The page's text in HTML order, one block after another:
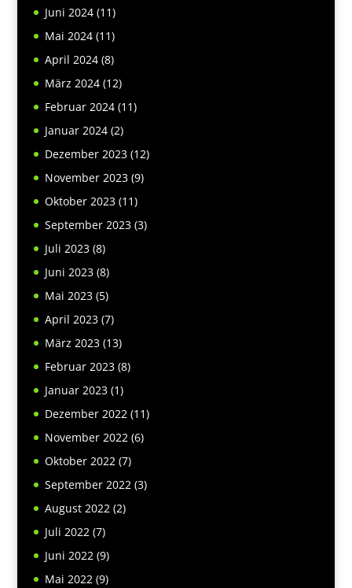
Juni 2024(11)
Mai 2024(11)
April 2024(8)
März 2024(12)
Februar 2024(11)
Januar 2024(2)
Dezember 2023(12)
November 2023(9)
Oktober 2023(11)
September 2023(3)
Juli 2023(8)
Juni 2023(8)
Mai 2023(5)
April 2023(7)
März 2023(13)
Februar 2023(8)
Januar 2023(1)
Dezember 2022(11)
November 2022(6)
Oktober 2022(7)
September 2022(3)
August 2022(2)
Juli 2022(7)
Juni 2022(9)
Mai 2022(9)